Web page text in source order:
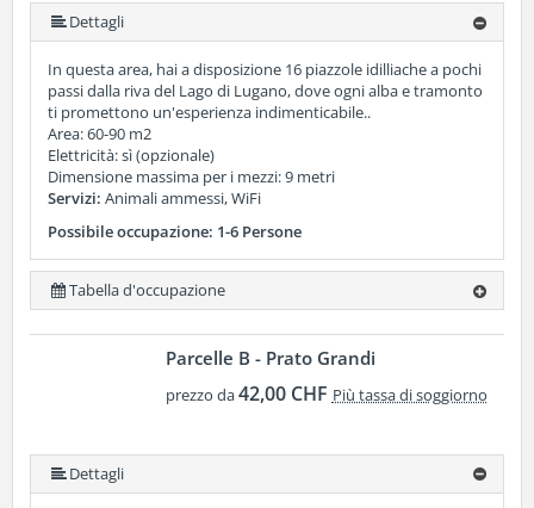
Dettagli
In questa area, hai a disposizione 16 piazzole idilliache a pochi
passi dalla riva del Lago di Lugano, dove ogni alba e tramonto
ti promettono un'esperienza indimenticabile..
Area: 60-90 m2
Elettricità: sì (opzionale)
Dimensione massima per i mezzi: 9 metri
Servizi: Animali ammessi, WiFi
Possibile occupazione: 1-6 Persone
Tabella d'occupazione
Parcelle B - Prato Grandi
prezzo da42,00 CHF Più tassa di soggiorno
Dettagli